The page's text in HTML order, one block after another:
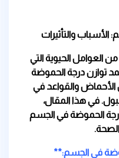
والتأثيرات
العوامل الحيوية التي
توازن درجة الحموضة
الأحماض والقواعد في
في هذا المقال،
الحموضة في الجسم
الصحة.
في الجسم:**